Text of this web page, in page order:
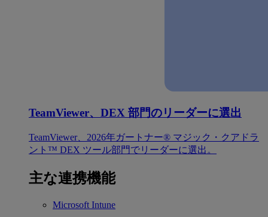
TeamViewer、DEX 部門のリーダーに選出
TeamViewer、2026年ガートナー® マジック・クアドラ
ント™ DEX ツール部門でリーダーに選出。
主な連携機能
Microsoft Intune